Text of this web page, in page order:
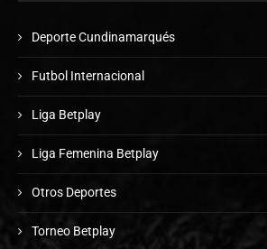
Deporte Cundinamarqués
Futbol Internacional
Liga Betplay
Liga Femenina Betplay
Otros Deportes
Torneo Betplay